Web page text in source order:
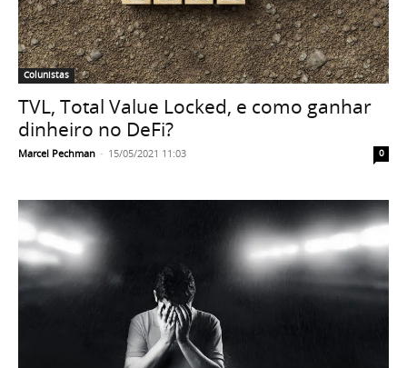
Colunistas
TVL, Total Value Locked, e como ganhar
dinheiro no DeFi?
Marcel Pechman - 15/05/2021 11:03 0